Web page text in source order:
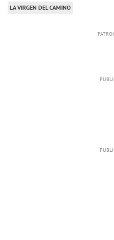
LA VIRGEN DEL CAMINO